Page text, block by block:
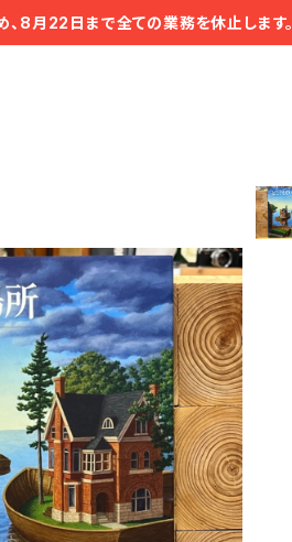
8月22日まで全ての業務を休止します。